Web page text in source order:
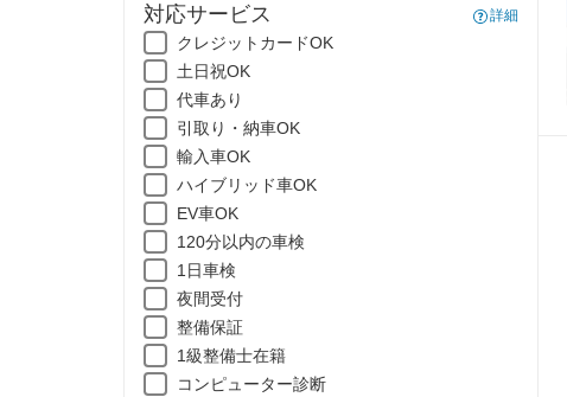
対応サービス 詳細
クレジットカードOK
土日祝OK
代車あり
引取り・納車OK
輸入車OK
ハイブリッド車OK
EV車OK
120分以内の車検
1日車検
夜間受付
整備保証
1級整備士在籍
コンピューター診断